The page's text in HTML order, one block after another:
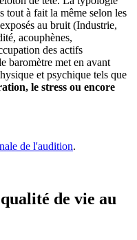
tout à fait la même selon les
au bruit (Industrie,
acouphènes,
des actifs
baromètre met en avant
et psychique tels que
le stress ou encore
de l'audition.
de vie au